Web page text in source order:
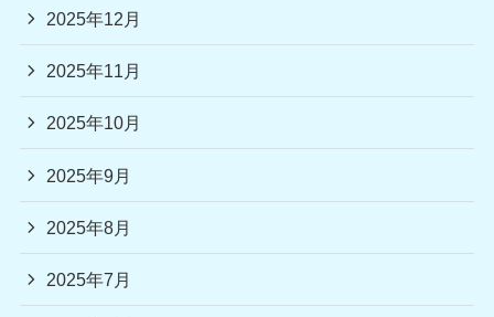
2025年12月
2025年11月
2025年10月
2025年9月
2025年8月
2025年7月